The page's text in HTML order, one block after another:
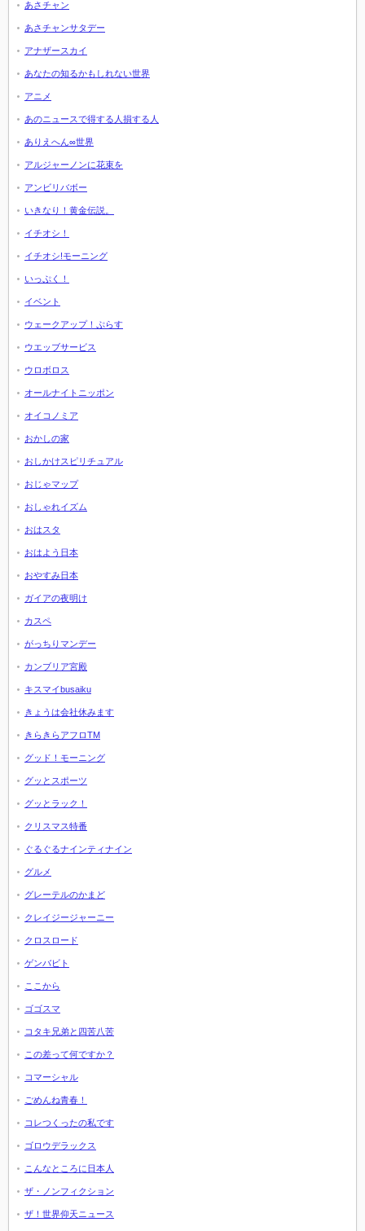
あさチャン
あさチャンサタデー
アナザースカイ
あなたの知るかもしれない世界
アニメ
あのニュースで得する人損する人
ありえへん∞世界
アルジャーノンに花束を
アンビリバボー
いきなり！黄金伝説。
イチオシ！
イチオシ!モーニング
いっぷく！
イベント
ウェークアップ！ぷらす
ウエッブサービス
ウロボロス
オールナイトニッポン
オイコノミア
おかしの家
おしかけスピリチュアル
おじゃマップ
おしゃれイズム
おはスタ
おはよう日本
おやすみ日本
ガイアの夜明け
カスペ
がっちりマンデー
カンブリア宮殿
キスマイbusaiku
きょうは会社休みます
きらきらアフロTM
グッド！モーニング
グッとスポーツ
グッとラック！
クリスマス特番
ぐるぐるナインティナイン
グルメ
グレーテルのかまど
クレイジージャーニー
クロスロード
ゲンバビト
ここから
ゴゴスマ
コタキ兄弟と四苦八苦
この差って何ですか？
コマーシャル
ごめんね青春！
コレつくったの私です
ゴロウデラックス
こんなところに日本人
ザ・ノンフィクション
ザ！世界仰天ニュース